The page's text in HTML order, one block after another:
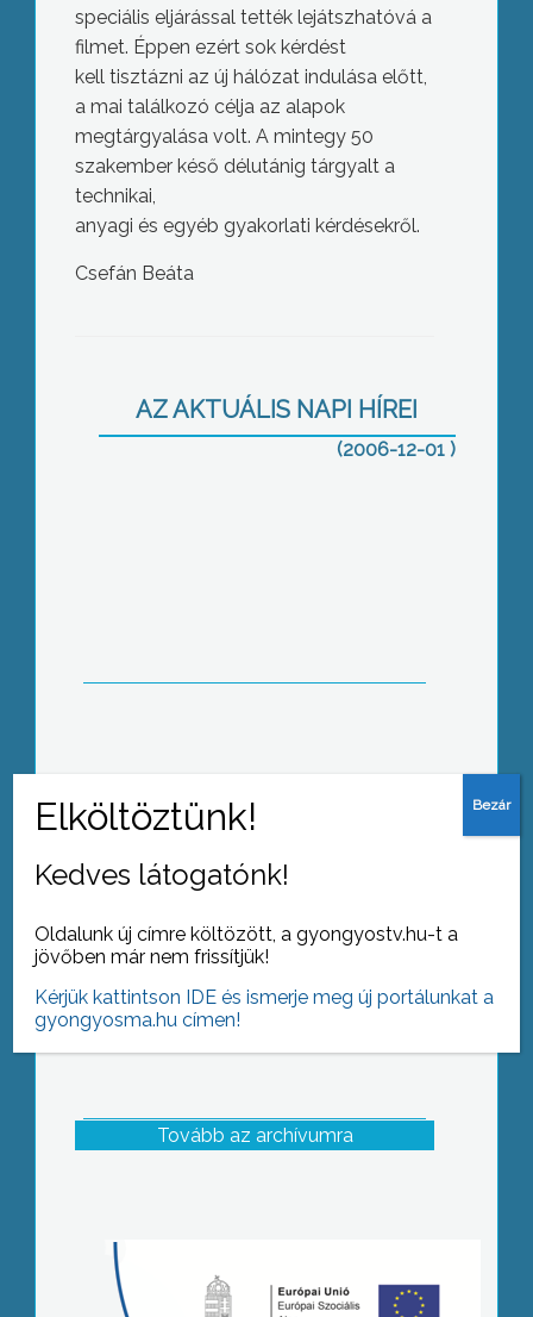
speciális eljárással tették lejátszhatóvá a
filmet. Éppen ezért sok kérdést
kell tisztázni az új hálózat indulása előtt,
a mai találkozó célja az alapok
megtárgyalása volt. A mintegy 50
szakember késő délutánig tárgyalt a
technikai,
anyagi és egyéb gyakorlati kérdésekről.
Csefán Beáta
AZ AKTUÁLIS NAPI HÍREI
(2006-12-01 )
Tovább az archívumra
Kedves látogatónk!
Oldalunk új címre költözött, a gyongyostv.hu-t a
jövőben már nem frissítjük!
Kérjük kattintson IDE és ismerje meg új portálunkat a
gyongyosma.hu címen!